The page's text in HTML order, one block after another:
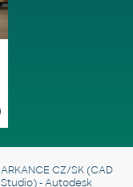
ARKANCE CZ/SK(CAD
Studio) - Autodesk